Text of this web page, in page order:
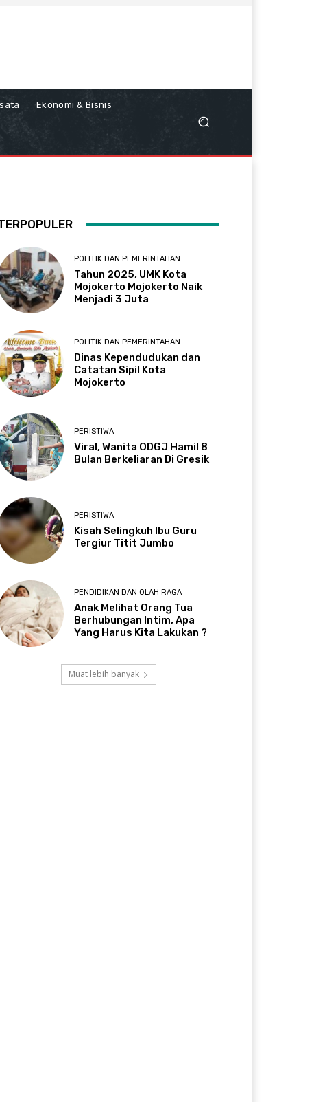
Ekonomi & Bisnis
POLITIK DAN PEMERINTAHAN
Tahun 2025, UMK Kota
Mojokerto Mojokerto Naik
Menjadi 3 Juta
POLITIK DAN PEMERINTAHAN
Dinas Kependudukan dan
Catatan Sipil Kota
Mojokerto
PERISTIWA
Viral, Wanita ODGJ Hamil 8
Bulan Berkeliaran Di Gresik
PERISTIWA
Kisah Selingkuh Ibu Guru
Tergiur Titit Jumbo
PENDIDIKAN DAN OLAH RAGA
Anak Melihat Orang Tua
Berhubungan Intim, Apa
Yang Harus Kita Lakukan ?
Muat lebih banyak